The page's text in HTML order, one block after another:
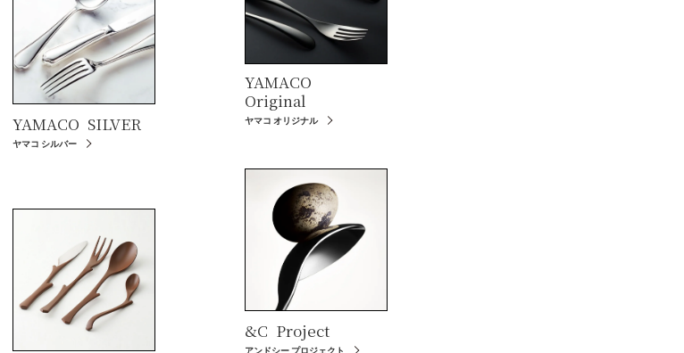
YAMACO SILVER
ヤマコ シルバー
YAMACO
Original
ヤマコ オリジナル
&C Project
アンドシー プロジェクト